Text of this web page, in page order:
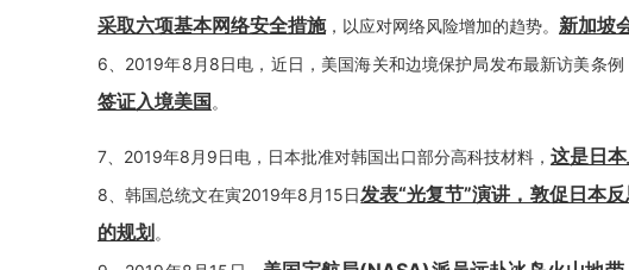
采取六项基本网络安全措施，以应对网络风险增加的趋势。 新加坡
6、2019年8月8日电，近日，美国海关和边境保护局发布最新访美条例
签证入境美国 。
7、2019年8月9日电，日本批准对韩国出口部分高科技材料， 这是日
8、韩国总统文在寅2019年8月15日发表“光复节”演讲，敦促日本
的规划 。